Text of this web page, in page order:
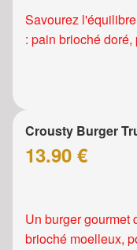
Savourez
: pain brioché
Crousty Burger
13.90 €
Un burger gourmet
brioché moelleux,